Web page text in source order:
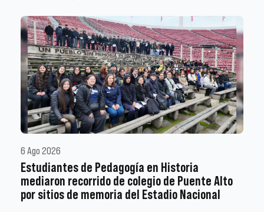
6 Ago 2026
Estudiantes de Pedagogía en Historia
mediaron recorrido de colegio de Puente Alto
por sitios de memoria del Estadio Nacional